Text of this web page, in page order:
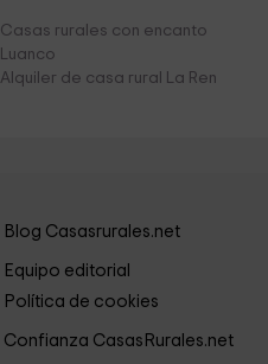
Casas rurales con encanto
Luanco
Alquiler de casa rural La Ren
Blog Casasrurales.net
Equipo editorial
Política de cookies
Confianza CasasRurales.net